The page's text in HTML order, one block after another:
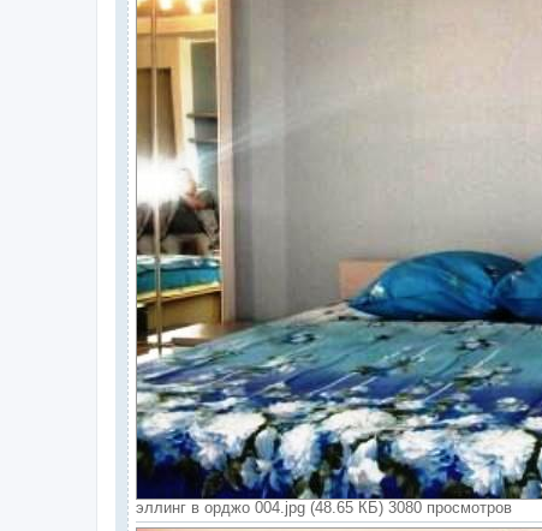
эллинг в орджо 004.jpg (48.65 КБ) 3080 просмотров